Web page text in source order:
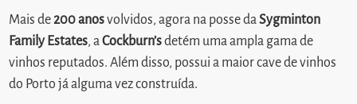
Mais de200 anosvolvidos, agora na posse daSygminton
Family Estates, aCockburn’sdetém uma ampla gama de
vinhos reputados. Além disso, possui a maior cave de vinhos
do Porto já alguma vez construída.